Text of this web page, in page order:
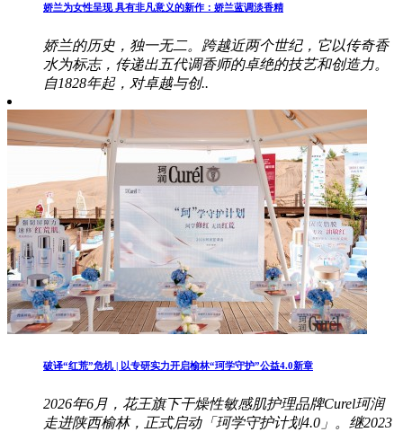
娇兰为女性呈现 具有非凡意义的新作：娇兰蓝调淡香精
娇兰的历史，独一无二。跨越近两个世纪，它以传奇香
水为标志，传递出五代调香师的卓绝的技艺和创造力。
自1828年起，对卓越与创..
破译“红荒”危机 | 以专研实力开启榆林“珂学守护”公益4.0新章
2026年6月，花王旗下干燥性敏感肌护理品牌Curel珂润
走进陕西榆林，正式启动「珂学守护计划4.0」。继2023